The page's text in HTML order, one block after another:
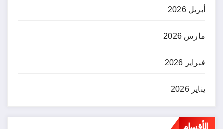
أبريل 2026
مارس 2026
فبراير 2026
يناير 2026
الأقسام